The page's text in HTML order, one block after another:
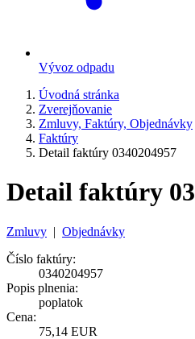
Vývoz odpadu
Úvodná stránka
Zverejňovanie
Zmluvy, Faktúry, Objednávky
Faktúry
Detail faktúry 0340204957
Detail faktúry
Zmluvy | Objednávky
Číslo faktúry:
0340204957
Popis plnenia:
poplatok
Cena:
75,14 EUR